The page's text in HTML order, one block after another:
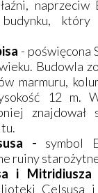
naprzeciw
- poświęcona
Budowla
marmuru,
12 m.
- symbol
ruiny
i Mitridiusza
Celsusa